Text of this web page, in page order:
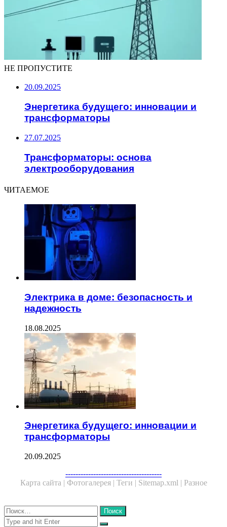
НЕ ПРОПУСТИТЕ
20.09.2025
Энергетика будущего: инновации и
трансформаторы
27.07.2025
Трансформаторы: основа
электрооборудования
ЧИТАЕМОЕ
Электрика в доме: безопасность и
надежность
18.08.2025
Энергетика будущего: инновации и
трансформаторы
20.09.2025
--------------------------------------
Карта сайта | Фотогалерея | Теги | Sitemap.xml | Разное
Close
Найти:
Close